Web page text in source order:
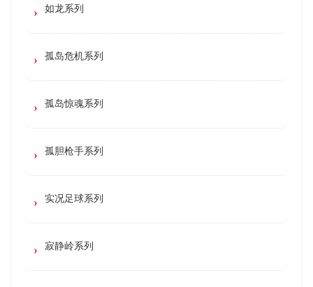
如龙系列
孤岛危机系列
孤岛惊魂系列
孤胆枪手系列
实况足球系列
寂静岭系列